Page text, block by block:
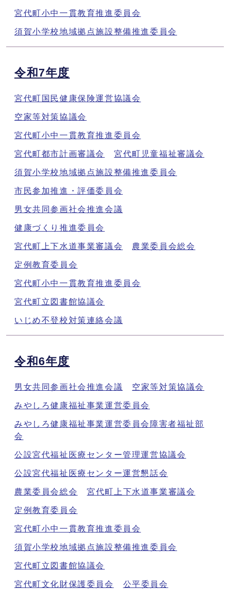
宮代町小中一貫教育推進委員会
須賀小学校地域拠点施設整備推進委員会
令和7年度
宮代町国民健康保険運営協議会
空家等対策協議会
宮代町小中一貫教育推進委員会
宮代町都市計画審議会 宮代町児童福祉審議会
須賀小学校地域拠点施設整備推進委員会
市民参加推進・評価委員会
男女共同参画社会推進会議
健康づくり推進委員会
宮代町上下水道事業審議会 農業委員会総会
定例教育委員会
宮代町小中一貫教育推進委員会
宮代町立図書館協議会
いじめ不登校対策連絡会議
令和6年度
男女共同参画社会推進会議 空家等対策協議会
みやしろ健康福祉事業運営委員会
みやしろ健康福祉事業運営委員会障害者福祉部
会
公設宮代福祉医療センター管理運営協議会
公設宮代福祉医療センター運営懇話会
農業委員会総会 宮代町上下水道事業審議会
定例教育委員会
宮代町小中一貫教育推進委員会
須賀小学校地域拠点施設整備推進委員会
宮代町立図書館協議会
宮代町文化財保護委員会 公平委員会